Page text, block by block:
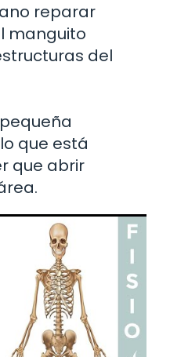
reparar
manguito
del
que está
que abrir